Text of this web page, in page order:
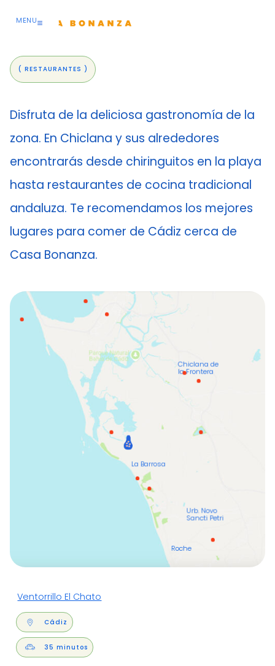
MENU
( RESTAURANTES )
Disfruta de la deliciosa gastronomía de la
zona. En Chiclana y sus alrededores
encontrarás desde chiringuitos en la playa
hasta restaurantes de cocina tradicional
andaluza. Te recomendamos los mejores
lugares para comer de Cádiz cerca de
Casa Bonanza.
Roche
La Barrosa
Urb. Novo
Sancti Petri
Chiclana de
la Frontera
Ventorrillo El Chato
Cádiz
35 minutos